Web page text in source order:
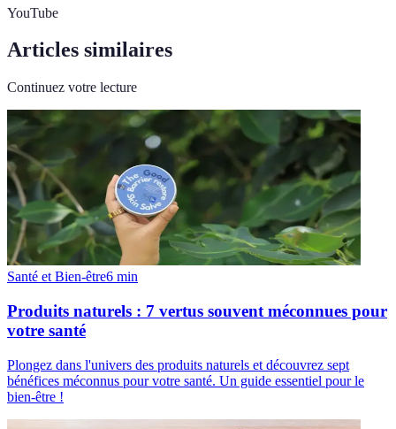
YouTube
Articles similaires
Continuez votre lecture
Santé et Bien-être6 min
Produits naturels : 7 vertus souvent méconnues pour
votre santé
Plongez dans l'univers des produits naturels et découvrez sept
bénéfices méconnus pour votre santé. Un guide essentiel pour le
bien-être !